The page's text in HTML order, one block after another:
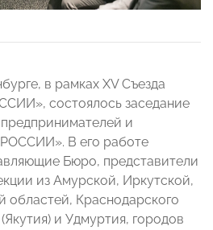
в рамках XV Съезда
состоялось заседание
и
В его работе
Бюро, представители
из Амурской, Иркутской,
областей, Краснодарского
и Удмуртия, городов